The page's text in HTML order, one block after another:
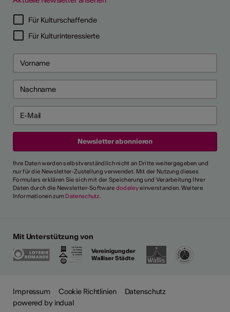
Für Kulturschaffende
Für Kulturinteressierte
Ihre Daten werden selbstverständlich nicht an Dritte weitergegeben und
nur für die Newsletter-Zustellung verwendet. Mit der Nutzung dieses
Formulars erklären Sie sich mit der Speicherung und Verarbeitung Ihrer
Daten durch die Newsletter-Software dodeleyeinverstanden. Weitere
Informationen zum Datenschutz.
Mit Unterstützung von
Vereinigung der
Walliser Städte
Impressum Cookie Richtlinien
Datenschutz
powered by indual